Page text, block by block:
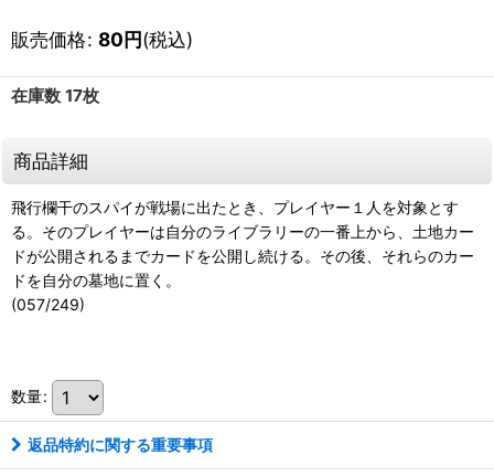
販売価格: 80円(税込)
在庫数 17枚
商品詳細
飛行欄干のスパイが戦場に出たとき、プレイヤー１人を対象とす
る。そのプレイヤーは自分のライブラリーの一番上から、土地カー
ドが公開されるまでカードを公開し続ける。その後、それらのカー
ドを自分の墓地に置く。
(057/249)
数量:
返品特約に関する重要事項